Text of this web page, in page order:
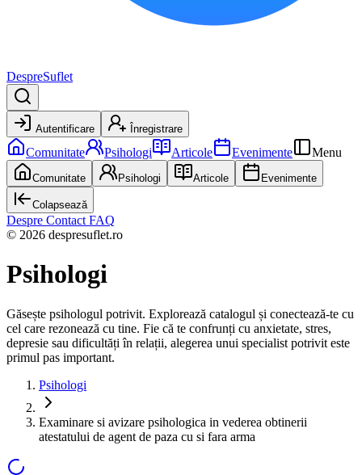
DespreSuflet
Autentificare Înregistrare
Comunitate Psihologi Articole Evenimente Menu
Comunitate Psihologi Articole Evenimente
Colapsează
Despre Contact FAQ
© 2026 despresuflet.ro
Psihologi
Găsește psihologul potrivit. Explorează catalogul și conectează-te cu
cel care rezonează cu tine. Fie că te confrunți cu anxietate, stres,
depresie sau dificultăți în relații, alegerea unui specialist potrivit este
primul pas important.
Psihologi
Examinare si avizare psihologica in vederea obtinerii
atestatului de agent de paza cu si fara arma